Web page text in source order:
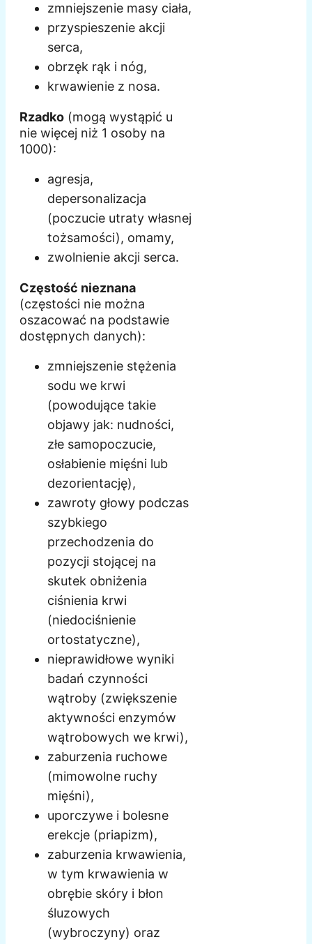
zmniejszenie masy ciała,
przyspieszenie akcji
serca,
obrzęk rąk i nóg,
krwawienie z nosa.
Rzadko (mogą wystąpić u
nie więcej niż 1 osoby na
1000):
agresja,
depersonalizacja
(poczucie utraty własnej
tożsamości), omamy,
zwolnienie akcji serca.
Częstość nieznana
(częstości nie można
oszacować na podstawie
dostępnych danych):
zmniejszenie stężenia
sodu we krwi
(powodujące takie
objawy jak: nudności,
złe samopoczucie,
osłabienie mięśni lub
dezorientację),
zawroty głowy podczas
szybkiego
przechodzenia do
pozycji stojącej na
skutek obniżenia
ciśnienia krwi
(niedociśnienie
ortostatyczne),
nieprawidłowe wyniki
badań czynności
wątroby (zwiększenie
aktywności enzymów
wątrobowych we krwi),
zaburzenia ruchowe
(mimowolne ruchy
mięśni),
uporczywe i bolesne
erekcje (priapizm),
zaburzenia krwawienia,
w tym krwawienia w
obrębie skóry i błon
śluzowych
(wybroczyny) oraz